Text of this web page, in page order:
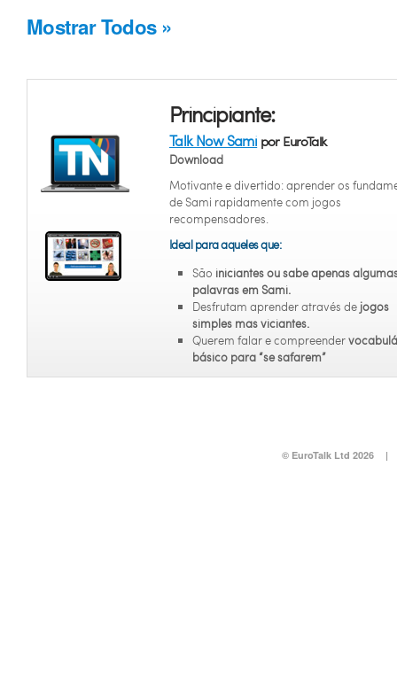
Mostrar Todos »
Principiante:
Talk Now Sami por EuroTalk
Download
Motivante e divertido: aprender os
de Sami rapidamente com jogos
recompensadores.
Ideal para aqueles que:
São iniciantesou sabe apenas
palavras em Sami.
Desfrutam aprender através de jogos
simples mas viciantes.
Querem falar e compreender
básico para “se safarem”
© EuroTalk Ltd 2026 |